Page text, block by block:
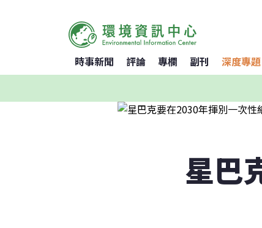
時事新聞 評論 專欄 副刊 深度專題
星巴